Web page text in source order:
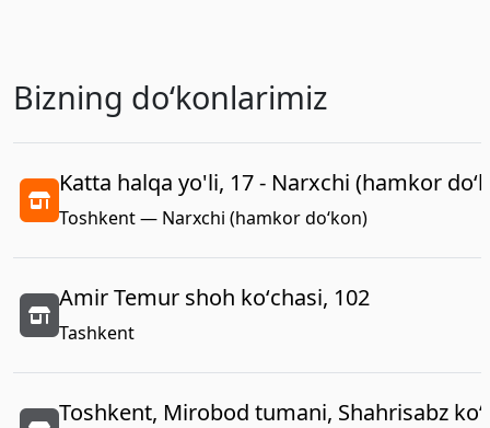
Bizning doʻkonlarimiz
Katta halqa yo'li, 17 - Narxchi (hamkor
Toshkent — Narxchi (hamkor do‘kon)
Amir Temur shoh koʻchasi, 102
Tashkent
Toshkent, Mirobod tumani, Shahrisabz